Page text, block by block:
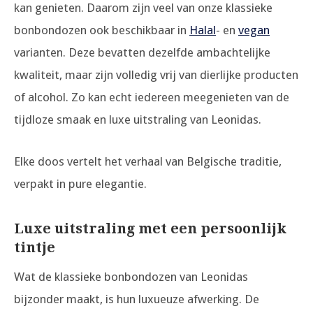
kan genieten. Daarom zijn veel van onze klassieke
bonbondozen ook beschikbaar in Halal- en vegan
varianten. Deze bevatten dezelfde ambachtelijke
kwaliteit, maar zijn volledig vrij van dierlijke producten
of alcohol. Zo kan echt iedereen meegenieten van de
tijdloze smaak en luxe uitstraling van Leonidas.
Elke doos vertelt het verhaal van Belgische traditie,
verpakt in pure elegantie.
Luxe uitstraling met een persoonlijk
tintje
Wat de klassieke bonbondozen van Leonidas
bijzonder maakt, is hun luxueuze afwerking. De